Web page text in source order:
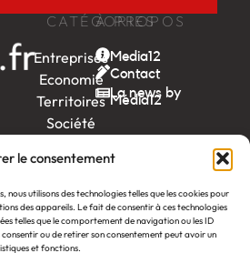
le consentement
nous utilisons des technologies telles que les cookies pour
des appareils. Le fait de consentir à ces technologies
telles que le comportement de navigation ou les ID
consentir ou de retirer son consentement peut avoir un
et fonctions.
CATÉGORIES
Entreprises
Economie
Territoires
Société
end
Ambition
by EDF
itw
by
À PROPOS
Media12
Contact
La news by
Média12